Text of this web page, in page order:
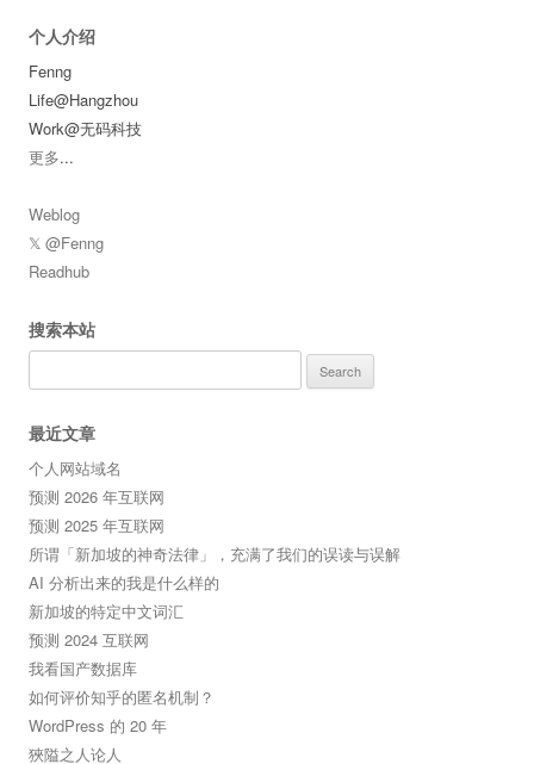
个人介绍
Fenng
Life@Hangzhou
Work@无码科技
更多...
Weblog
𝕏 @Fenng
Readhub
搜索本站
for:
最近文章
个人网站域名
预测 2026 年互联网
预测 2025 年互联网
所谓「新加坡的神奇法律」，充满了我们的误读与误解
AI 分析出来的我是什么样的
新加坡的特定中文词汇
预测 2024 互联网
我看国产数据库
如何评价知乎的匿名机制？
WordPress 的 20 年
狹隘之人论人